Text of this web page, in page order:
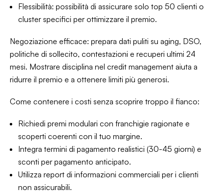
Flessibilità: possibilità di assicurare solo top 50 clienti o
cluster specifici per ottimizzare il premio.
Negoziazione efficace: prepara dati puliti su aging, DSO,
politiche di sollecito, contestazioni e recuperi ultimi 24
mesi. Mostrare disciplina nel credit management aiuta a
ridurre il premio e a ottenere limiti più generosi.
Come contenere i costi senza scoprire troppo il fianco:
Richiedi premi modulari con franchigie ragionate e
scoperti coerenti con il tuo margine.
Integra termini di pagamento realistici (30-45 giorni) e
sconti per pagamento anticipato.
Utilizza report di informazioni commerciali per i clienti
non assicurabili.